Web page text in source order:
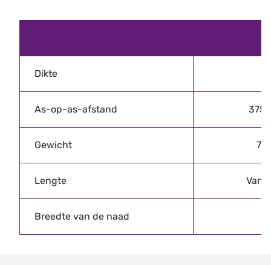
Dikte
As-op-as-afstand 375
Gewicht
Lengte Van
Breedte van de naad